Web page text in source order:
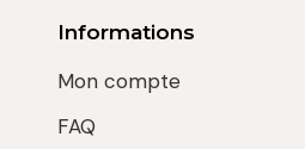
Informations
Mon compte
FAQ